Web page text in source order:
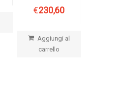
€230,60
Aggiungi al
carrello